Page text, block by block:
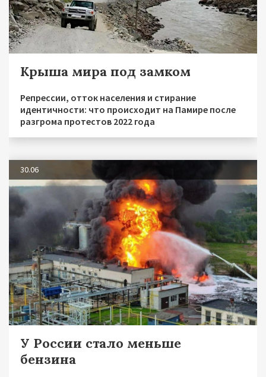
Крыша мира под замком
Репрессии, отток населения и стирание
идентичности: что происходит на Памире после
разгрома протестов 2022 года
30.06
У России стало меньше
бензина